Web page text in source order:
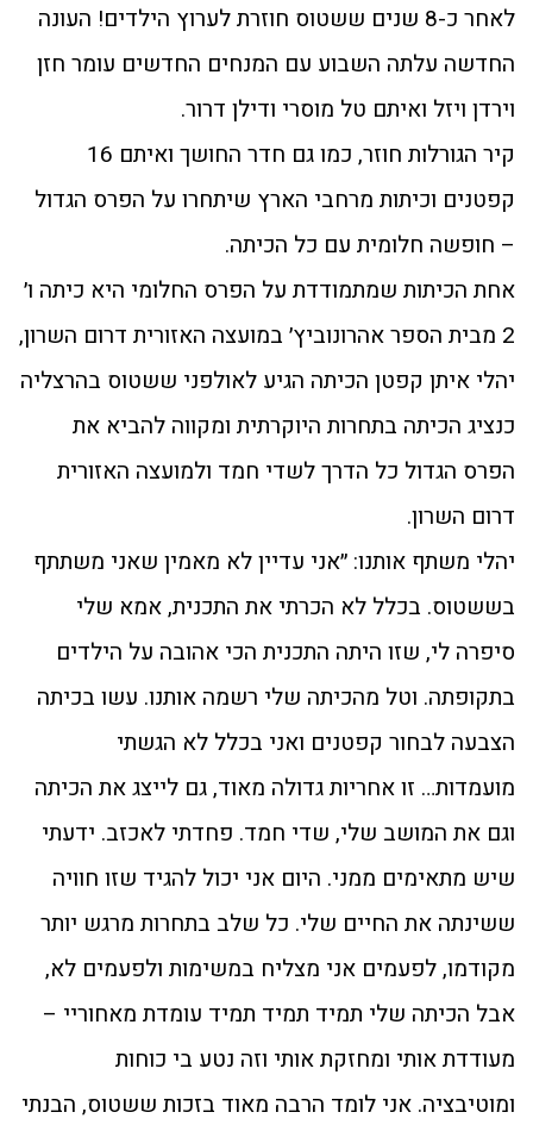
לאחר כ-8 שנים ששטוס חוזרת לערוץ הילדים! העונה
החדשה עלתה השבוע עם המנחים החדשים עומר חזן
וירדן ויזל ואיתם טל מוסרי ודילן דרור.
קיר הגורלות חוזר, כמו גם חדר החושך ואיתם 16
קפטנים וכיתות מרחבי הארץ שיתחרו על הפרס הגדול
– חופשה חלומית עם כל הכיתה.
אחת הכיתות שמתמודדת על הפרס החלומי היא כיתה ו׳
2 מבית הספר אהרונוביץ׳ במועצה האזורית דרום השרון,
יהלי איתן קפטן הכיתה הגיע לאולפני ששטוס בהרצליה
כנציג הכיתה בתחרות היוקרתית ומקווה להביא את
הפרס הגדול כל הדרך לשדי חמד ולמועצה האזורית
דרום השרון.
יהלי משתף אותנו: ״אני עדיין לא מאמין שאני משתתף
בששטוס. בכלל לא הכרתי את התכנית, אמא שלי
סיפרה לי, שזו היתה התכנית הכי אהובה על הילדים
בתקופתה. וטל מהכיתה שלי רשמה אותנו. עשו בכיתה
הצבעה לבחור קפטנים ואני בכלל לא הגשתי
מועמדות… זו אחריות גדולה מאוד, גם לייצג את הכיתה
וגם את המושב שלי, שדי חמד. פחדתי לאכזב. ידעתי
שיש מתאימים ממני. היום אני יכול להגיד שזו חוויה
ששינתה את החיים שלי. כל שלב בתחרות מרגש יותר
מקודמו, לפעמים אני מצליח במשימות ולפעמים לא,
אבל הכיתה שלי תמיד תמיד תמיד עומדת מאחוריי –
מעודדת אותי ומחזקת אותי וזה נטע בי כוחות
ומוטיבציה. אני לומד הרבה מאוד בזכות ששטוס, הבנתי